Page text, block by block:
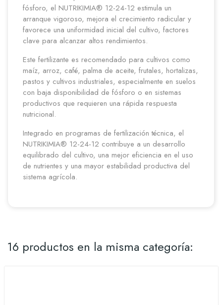
fósforo, el NUTRIKIMIA® 12-24-12 estimula un
arranque vigoroso, mejora el crecimiento radicular y
favorece una uniformidad inicial del cultivo, factores
clave para alcanzar altos rendimientos.
Este fertilizante es recomendado para cultivos como
maíz, arroz, café, palma de aceite, frutales, hortalizas,
pastos y cultivos industriales, especialmente en suelos
con baja disponibilidad de fósforo o en sistemas
productivos que requieren una rápida respuesta
nutricional.
Integrado en programas de fertilización técnica, el
NUTRIKIMIA® 12-24-12 contribuye a un desarrollo
equilibrado del cultivo, una mejor eficiencia en el uso
de nutrientes y una mayor estabilidad productiva del
sistema agrícola.
16 productos en la misma categoría: